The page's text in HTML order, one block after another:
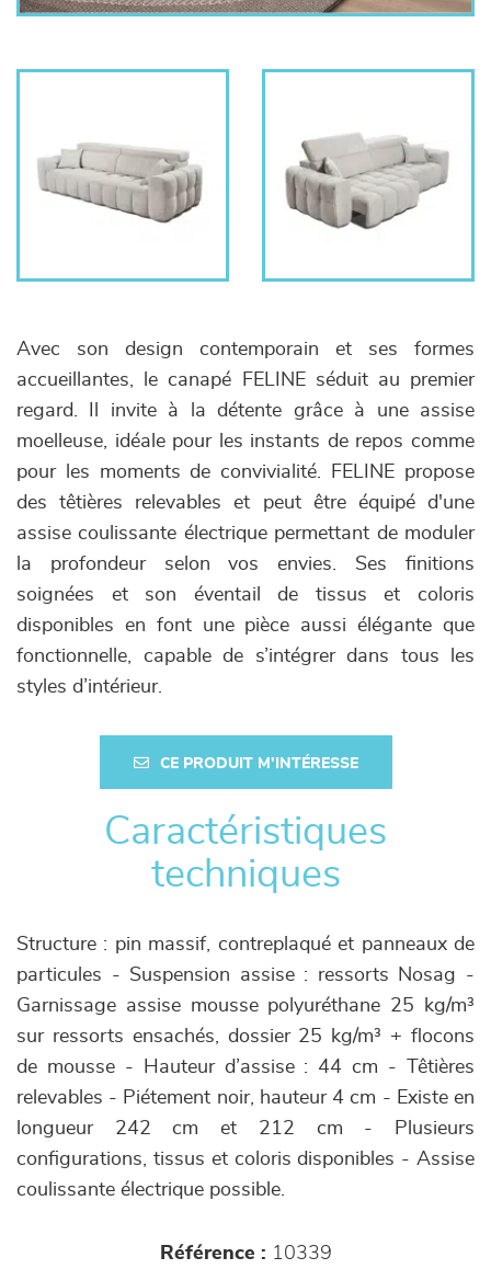
Avec son design contemporain et ses formes
accueillantes, le canapé FELINE séduit au premier
regard. Il invite à la détente grâce à une assise
moelleuse, idéale pour les instants de repos comme
pour les moments de convivialité. FELINE propose
des têtières relevables et peut être équipé d'une
assise coulissante électrique permettant de moduler
la profondeur selon vos envies. Ses finitions
soignées et son éventail de tissus et coloris
disponibles en font une pièce aussi élégante que
fonctionnelle, capable de s’intégrer dans tous les
styles d’intérieur.
CE PRODUIT M'INTÉRESSE
Caractéristiques
techniques
Structure : pin massif, contreplaqué et panneaux de
particules - Suspension assise : ressorts Nosag -
Garnissage assise mousse polyuréthane 25 kg/m³
sur ressorts ensachés, dossier 25 kg/m³ + flocons
de mousse - Hauteur d’assise : 44 cm - Têtières
relevables - Piétement noir, hauteur 4 cm - Existe en
longueur 242 cm et 212 cm - Plusieurs
configurations, tissus et coloris disponibles - Assise
coulissante électrique possible.
Référence : 10339